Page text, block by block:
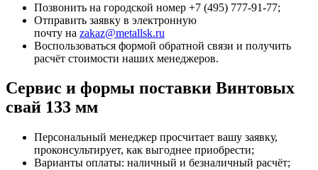
Позвонить на городской номер +7 (495) 777-91-77;
Отправить заявку в электронную
почту на zakaz@metallsk.ru
Воспользоваться формой обратной связи и получить
расчёт стоимости наших менеджеров.
Сервис и формы поставки Винтовых
свай 133 мм
Персональный менеджер просчитает вашу заявку,
проконсультирует, как выгоднее приобрести;
Варианты оплаты: наличный и безналичный расчёт;